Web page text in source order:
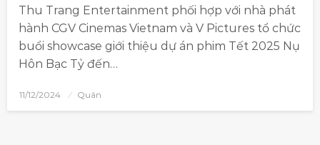
Thu Trang Entertainment phối hợp với nhà phát
hành CGV Cinemas Vietnam và V Pictures tổ chức
buổi showcase giới thiệu dự án phim Tết 2025 Nụ
Hôn Bạc Tỷ đến…
11/12/2024 Quân